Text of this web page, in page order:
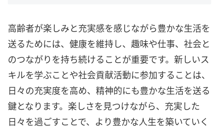
高齢者が楽しみと充実感を感じながら豊かな生活を
送るためには、健康を維持し、趣味や仕事、社会と
のつながりを持ち続けることが重要です。新しいス
キルを学ぶことや社会貢献活動に参加することは、
日々の充実度を高め、精神的にも豊かな生活を送る
鍵となります。楽しさを見つけながら、充実した
日々を過ごすことで、より豊かな人生を築いていく